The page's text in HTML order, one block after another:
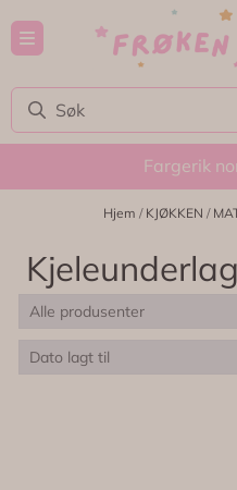
Hopp til innhold
Fargerik
Hjem / KJØKKEN /
Kjeleunderlag